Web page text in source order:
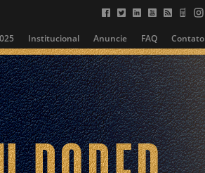
Institucional Anuncie FAQ Contato